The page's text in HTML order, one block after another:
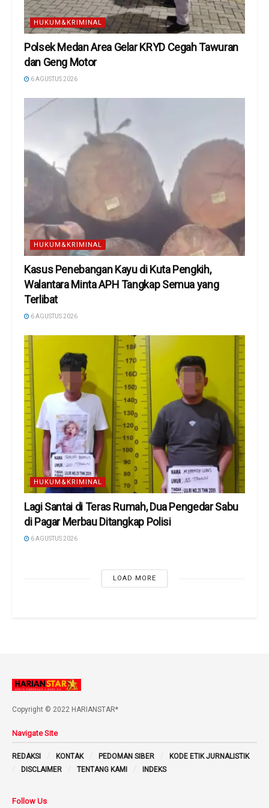
HUKUM&KRIMINAL
Polsek Medan Area Gelar KRYD Cegah Tawuran
dan Geng Motor
6 AGUSTUS 2026
HUKUM&KRIMINAL
Kasus Penebangan Kayu di Kuta Pengkih,
Walantara Minta APH Tangkap Semua yang
Terlibat
6 AGUSTUS 2026
HUKUM&KRIMINAL
Lagi Santai di Teras Rumah, Dua Pengedar Sabu
di Pagar Merbau Ditangkap Polisi
6 AGUSTUS 2026
LOAD MORE
Copyright © 2022 HARIANSTAR*
Navigate Site
REDAKSI KONTAK PEDOMAN SIBER
KODE ETIK JURNALISTIK
DISCLAIMER
TENTANG KAMI INDEKS
Follow Us